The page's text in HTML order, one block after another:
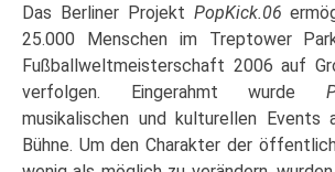
Das Berliner Projekt PopKick.06
25.000 Menschen im Treptower
Fußballweltmeisterschaft 2006 auf
verfolgen. Eingerahmt wurde
musikalischen und kulturellen Events
Bühne. Um den Charakter der